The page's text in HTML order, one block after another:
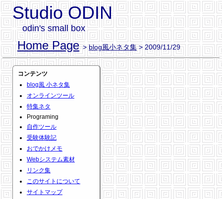
Studio ODIN
odin's small box
Home Page >blog風小ネタ集> 2009/11/29
コンテンツ
blog風 小ネタ集
オンラインツール
特集ネタ
Programing
自作ツール
受験体験記
おでかけメモ
Webシステム素材
リンク集
このサイトについて
サイトマップ